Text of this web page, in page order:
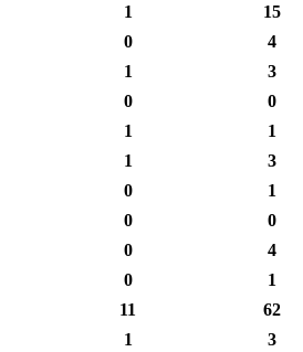
1
15
0
4
1
3
0
0
1
1
1
3
0
1
0
0
0
4
0
1
11
62
1
3